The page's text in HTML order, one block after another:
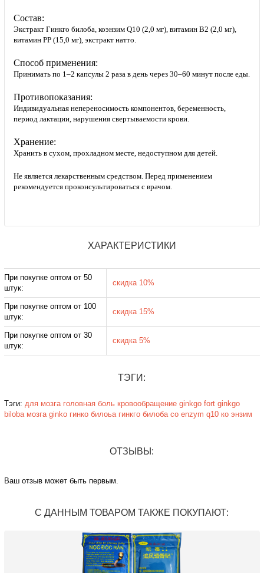
Состав:
Экстракт Гинкго билоба, коэнзим Q10 (2,0 мг), витамин В2 (2,0 мг),
витамин PP (15,0 мг), экстракт натто.
Способ применения:
Принимать по 1–2 капсулы 2 раза в день через 30–60 минут после еды.
Противопоказания:
Индивидуальная непереносимость компонентов, беременность,
период лактации, нарушения свертываемости крови.
Хранение:
Хранить в сухом, прохладном месте, недоступном для детей.
Не является лекарственным средством. Перед применением
рекомендуется проконсультироваться с врачом.
ХАРАКТЕРИСТИКИ
При покупке оптом от 50
штук:
скидка 10%
При покупке оптом от 100
штук:
скидка 15%
При покупке оптом от 30
штук:
скидка 5%
ТЭГИ:
Тэги: для мозга головная боль кровообращение ginkgo fort ginkgo
biloba мозга ginko гинко билоьа гинкго билоба co enzym q10 ко энзим
ОТЗЫВЫ:
Ваш отзыв может быть первым.
С ДАННЫМ ТОВАРОМ ТАКЖЕ ПОКУПАЮТ: